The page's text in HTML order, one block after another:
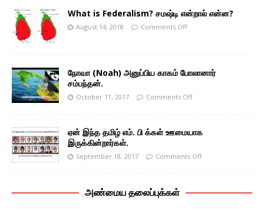
What is Federalism? சமஷ்டி என்றால் என்ன?
August 14, 2018 Comments Off
நோவா (Noah) அனுப்பிய காகம் போலானார்
சம்பந்தன்.
October 11, 2017 Comments Off
ஏன் இந்த தமிழ் எம். பி க்கள் ஊமையாக
இருக்கின்றார்கள்.
September 18, 2017 Comments Off
அண்மைய தலைப்புக்கள்